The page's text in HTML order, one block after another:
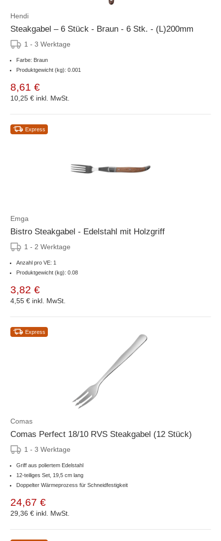
Hendi
Steakgabel – 6 Stück - Braun - 6 Stk. - (L)200mm
1 - 3 Werktage
Farbe: Braun
Produktgewicht (kg): 0.001
8,61 €
10,25 € inkl. MwSt.
Express
Emga
Bistro Steakgabel - Edelstahl mit Holzgriff
1 - 2 Werktage
Anzahl pro VE: 1
Produktgewicht (kg): 0.08
3,82 €
4,55 € inkl. MwSt.
Express
Comas
Comas Perfect 18/10 RVS Steakgabel (12 Stück)
1 - 3 Werktage
Griff aus poliertem Edelstahl
12-teiliges Set, 19,5 cm lang
Doppelter Wärmeprozess für Schneidfestigkeit
24,67 €
29,36 € inkl. MwSt.